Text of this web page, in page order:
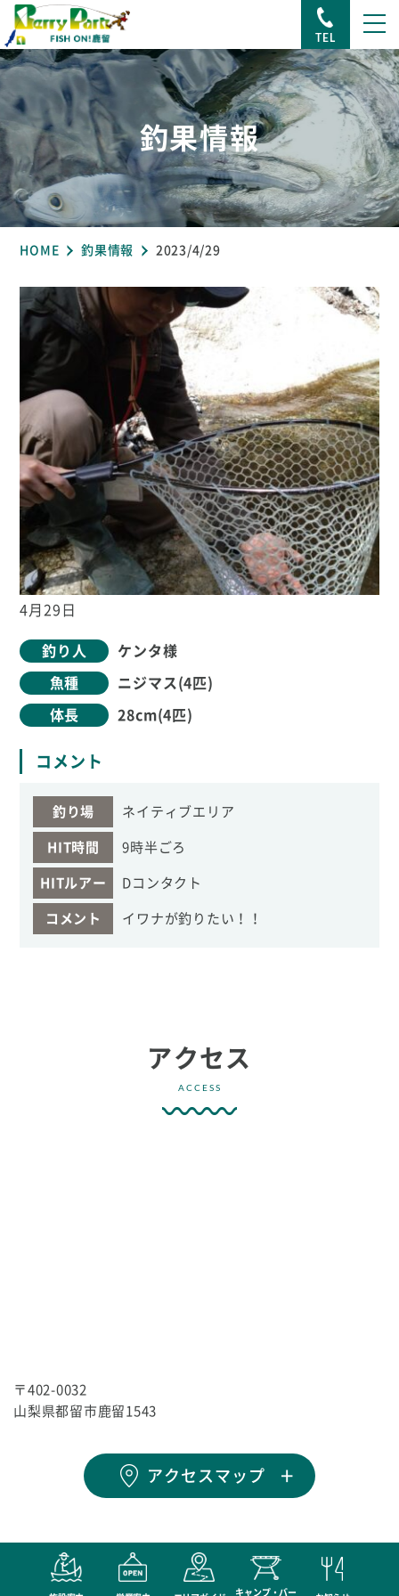
TEL
釣果情報
HOME 釣果情報 2023/4/29
4月29日
釣り人 ケンタ様
魚種 ニジマス(4匹)
体長 28cm(4匹)
コメント
釣り場 ネイティブエリア
HIT時間 9時半ごろ
HITルアー Dコンタクト
コメント イワナが釣りたい！！
アクセス
ACCESS
〒402-0032
山梨県都留市鹿留1543
アクセスマップ
キャンプ・バー